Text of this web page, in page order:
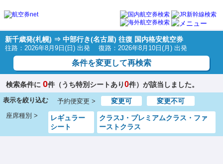
新千歳発(札幌) ⇒ 中部行き(名古屋) 往復 国内格安航空券
往路：2026年8月9日(日) 出発 復路：2026年8月10日(月) 出発
条件を変更して再検索
検索条件に 0件（うち特別シートあり0件）が該当しました。
表示を絞り込む 予約便変更 > 変更可 変更不可
座席種別 >
レギュラー
シート
クラスJ・プレミアムクラス・ファ
ーストクラス